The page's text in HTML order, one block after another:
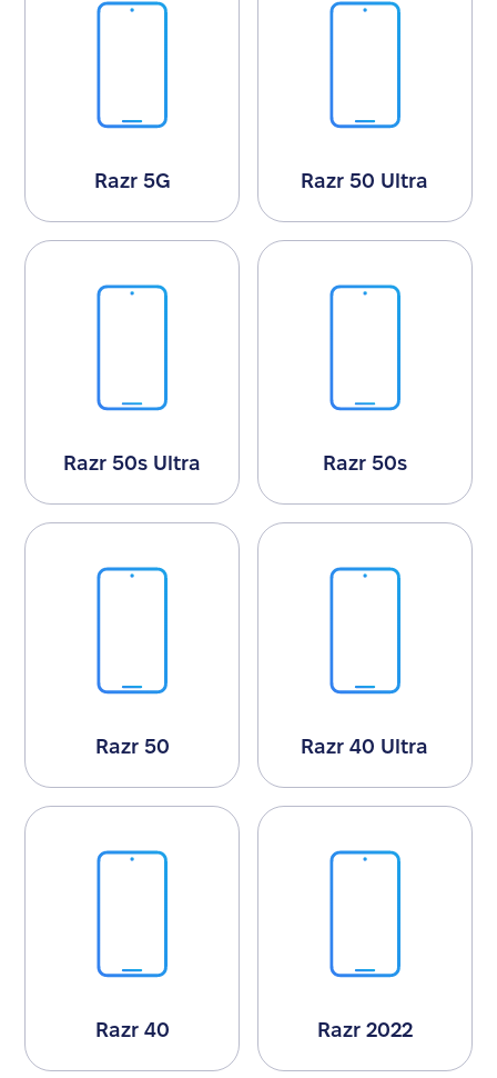
Razr 5G Razr 50 Ultra
Razr 50s Ultra Razr 50s
Razr 50 Razr 40 Ultra
Razr 40 Razr 2022